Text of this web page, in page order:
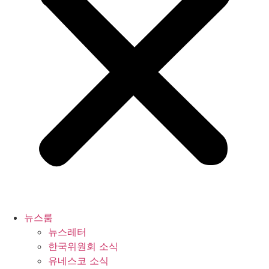
뉴스룸
뉴스레터
한국위원회 소식
유네스코 소식